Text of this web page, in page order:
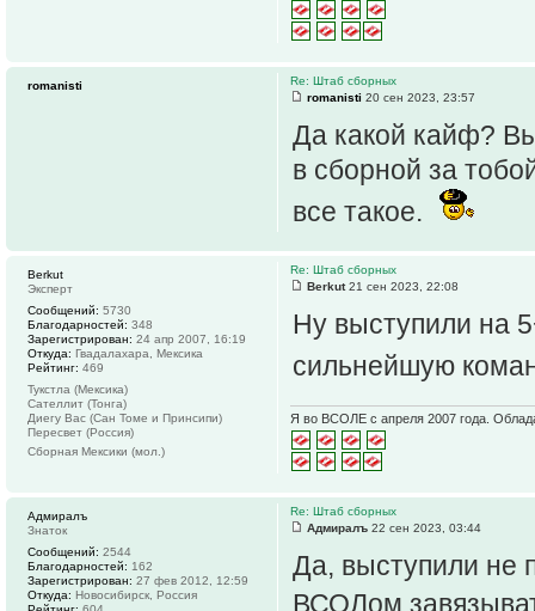
Re: Штаб сборных
romanisti 20 сен 2023, 23:57
Да какой кайф?
в сборной за
все такое.
romanisti
Re: Штаб сборных
Berkut21 сен 2023, 22:08
Ну выступили на
сильнейшую
Я во ВСОЛЕ с апреля 2007 года.
Berkut
Эксперт
Сообщений: 5730
Благодарностей: 348
Зарегистрирован: 24 апр 2007, 16:19
Откуда: Гвадалахара, Мексика
Рейтинг: 469
Тукстла (Мексика)
Сателлит (Тонга)
Диегу Вас (Сан Томе и Принсипи)
Пересвет (Россия)
Сборная Мексики (мол.)
Re: Штаб сборных
Адмиралъ 22 сен 2023, 03:44
Да, выступили не
ВСОЛом
Адмиралъ
Знаток
Сообщений: 2544
Благодарностей: 162
Зарегистрирован: 27 фев 2012, 12:59
Откуда: Новосибирск, Россия